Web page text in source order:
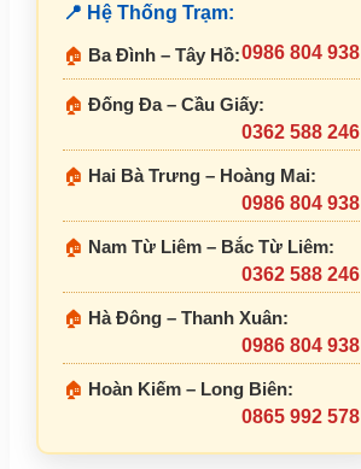
📍 Hệ Thống Trạm:
🏠 Ba Đình – Tây Hồ:0986 804 938
🏠 Đống Đa – Cầu Giấy:
0362 588 246
🏠 Hai Bà Trưng – Hoàng Mai:
0986 804 938
🏠 Nam Từ Liêm – Bắc Từ Liêm:
0362 588 246
🏠 Hà Đông – Thanh Xuân:
0986 804 938
🏠 Hoàn Kiếm – Long Biên:
0865 992 578